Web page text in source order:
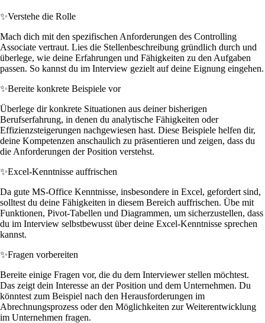
✨Verstehe die Rolle
Mach dich mit den spezifischen Anforderungen des Controlling
Associate vertraut. Lies die Stellenbeschreibung gründlich durch und
überlege, wie deine Erfahrungen und Fähigkeiten zu den Aufgaben
passen. So kannst du im Interview gezielt auf deine Eignung eingehen.
✨Bereite konkrete Beispiele vor
Überlege dir konkrete Situationen aus deiner bisherigen
Berufserfahrung, in denen du analytische Fähigkeiten oder
Effizienzsteigerungen nachgewiesen hast. Diese Beispiele helfen dir,
deine Kompetenzen anschaulich zu präsentieren und zeigen, dass du
die Anforderungen der Position verstehst.
✨Excel-Kenntnisse auffrischen
Da gute MS-Office Kenntnisse, insbesondere in Excel, gefordert sind,
solltest du deine Fähigkeiten in diesem Bereich auffrischen. Übe mit
Funktionen, Pivot-Tabellen und Diagrammen, um sicherzustellen, dass
du im Interview selbstbewusst über deine Excel-Kenntnisse sprechen
kannst.
✨Fragen vorbereiten
Bereite einige Fragen vor, die du dem Interviewer stellen möchtest.
Das zeigt dein Interesse an der Position und dem Unternehmen. Du
könntest zum Beispiel nach den Herausforderungen im
Abrechnungsprozess oder den Möglichkeiten zur Weiterentwicklung
im Unternehmen fragen.